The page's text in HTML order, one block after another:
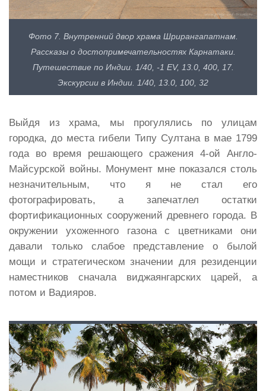
Фото 7. Внутренний двор храма Шрирангапатнам.
Рассказы о достопримечательностях Карнатаки.
Путешествие по Индии. 1/40, -1 EV, 13.0, 400, 17.
Экскурсии в Индии. 1/40, 13.0, 100, 32
Выйдя из храма, мы прогулялись по улицам
городка, до места гибели Типу Султана в мае 1799
года во время решающего сражения 4-ой Англо-
Майсурской войны. Монумент мне показался столь
незначительным, что я не стал его
фотографировать, а запечатлел остатки
фортификационных сооружений древнего города. В
окружении ухоженного газона с цветниками они
давали только слабое представление о былой
мощи и стратегическом значении для резиденции
наместников сначала виджаянгарских царей, а
потом и Вадияров.